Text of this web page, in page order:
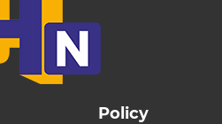
Policy